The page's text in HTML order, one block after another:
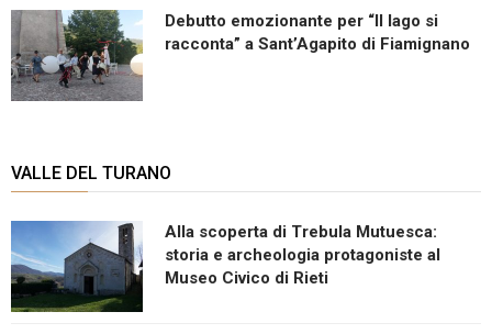
Debutto emozionante per “Il lago si
racconta” a Sant’Agapito di Fiamignano
VALLE DEL TURANO
Alla scoperta di Trebula Mutuesca:
storia e archeologia protagoniste al
Museo Civico di Rieti